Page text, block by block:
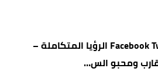
Facebook Twitter Pinterest LinkedIn الرؤيا المتكاملة –
ومحبو الس…